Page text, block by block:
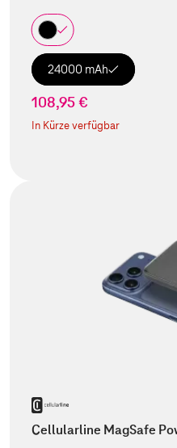
24000 mAh
108,95 €
In Kürze verfügbar
Cellularline MagSafe